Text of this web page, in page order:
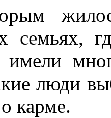
семьях,
имели
люди
карме.